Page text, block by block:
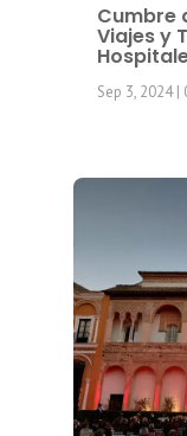
Cumbre
Viajes y
Sep 3, 2024|